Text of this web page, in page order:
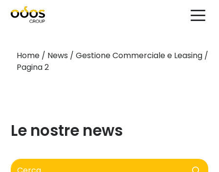
Home / News /Gestione Commerciale e Leasing /
Pagina 2
Le nostre news
Cerca